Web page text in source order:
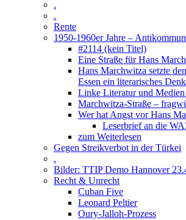
.
.
Rente
1950-1960er Jahre –
#2114 (kein Titel)
Eine Straße für Hans
Hans Marchwitza setzte
Essen ein literarisches
Linke Literatur und Medien
Marchwitza-Straße –
Wer hat Angst vor Hans
Leserbrief an die
zum Weiterlesen
Gegen Streikverbot in der Türkei
.
Bilder: TTIP Demo Hannover
Recht & Unrecht
Cuban Five
Leonard Peltier
Oury-Jalloh-Prozess